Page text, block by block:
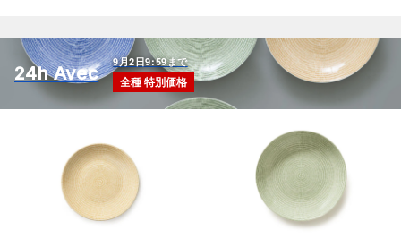
24h Avec
9月2日9:59まで
全種 特別価格